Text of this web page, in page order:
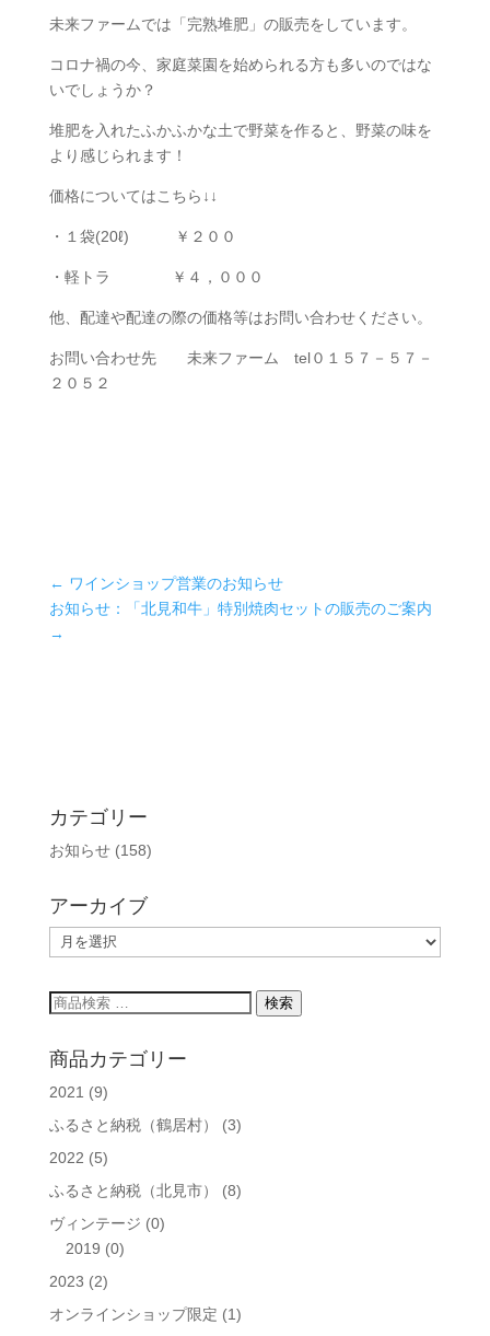
未来ファームでは「完熟堆肥」の販売をしています。
コロナ禍の今、家庭菜園を始められる方も多いのではな
いでしょうか？
堆肥を入れたふかふかな土で野菜を作ると、野菜の味を
より感じられます！
価格についてはこちら↓↓
・１袋(20ℓ) ￥２００
・軽トラ ￥４，０００
他、配達や配達の際の価格等はお問い合わせください。
お問い合わせ先 未来ファーム tel０１５７－５７－
２０５２
← ワインショップ営業のお知らせ
お知らせ：「北見和牛」特別焼肉セットの販売のご案内
→
カテゴリー
お知らせ(158)
アーカイブ
ー
カ
イ
検
対
検索
商品カテゴリー
2021 (9)
ふるさと納税（鶴居村）
(3)
2022 (5)
ふるさと納税（北見市）
(8)
ヴィンテージ (0)
2019 (0)
2023 (2)
オンラインショップ限定 (1)